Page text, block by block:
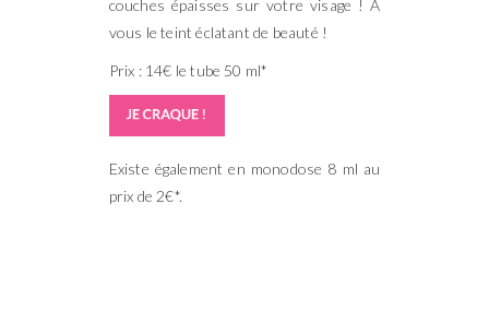
couches épaisses sur votre visage ! A
vous le teint éclatant de beauté !
Prix : 14€ le tube 50 ml*
Existe également en monodose 8 ml au
prix de 2€*.